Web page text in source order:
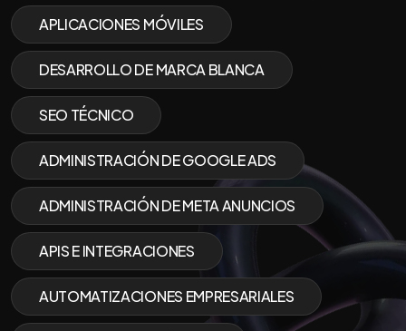
APLICACIONES MÓVILES
DESARROLLO DE MARCA BLANCA
SEO TÉCNICO
ADMINISTRACIÓN DE GOOGLE ADS
ADMINISTRACIÓN DE META ANUNCIOS
APIS E INTEGRACIONES
AUTOMATIZACIONES EMPRESARIALES